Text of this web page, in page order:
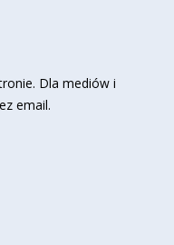
. Dla mediów i
email.